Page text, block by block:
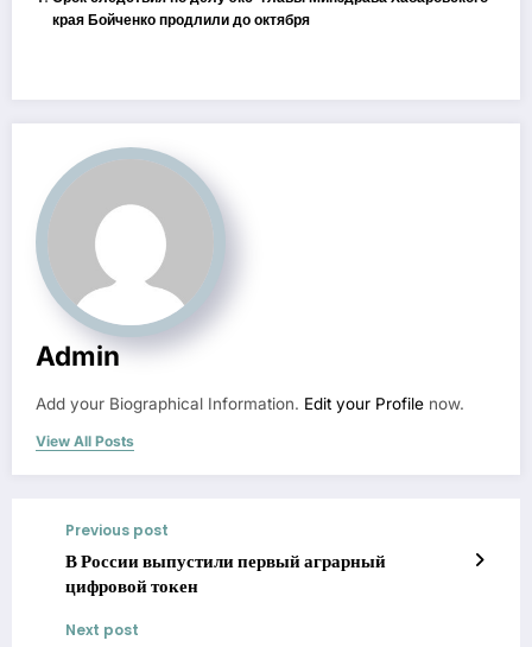
края Бойченко продлили до октября
Admin
Add your Biographical Information. Edit your Profile now.
View All Posts
Previous post
В России выпустили первый аграрный
цифровой токен
Next post